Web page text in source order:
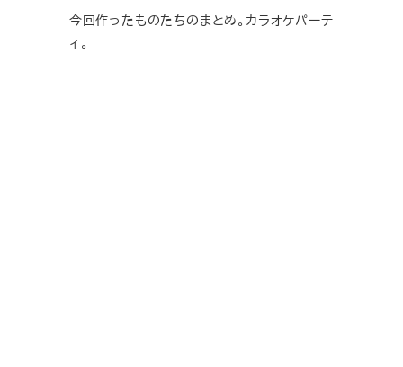
今回作ったものたちのまとめ。カラオケパーテ
ィ。